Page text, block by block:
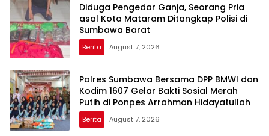
Diduga Pengedar Ganja, Seorang Pria
asal Kota Mataram Ditangkap Polisi di
Sumbawa Barat
Berita August 7, 2026
Polres Sumbawa Bersama DPP BMWI dan
Kodim 1607 Gelar Bakti Sosial Merah
Putih di Ponpes Arrahman Hidayatullah
Berita August 7, 2026